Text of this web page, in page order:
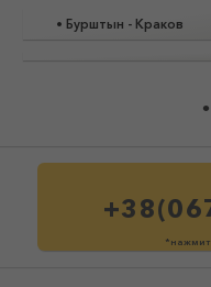
• Бурштын - Краков